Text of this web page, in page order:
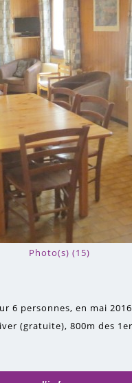
Photo(s) (15)
6 personnes, en mai
(gratuite) 800m des